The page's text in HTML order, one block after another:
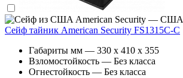
American Security — США
Сейф тайник American Security FS1315C-C
Габариты мм — 330 x 410 x 355
Взломостойкость — Без класса
Огнестойкость — Без класса